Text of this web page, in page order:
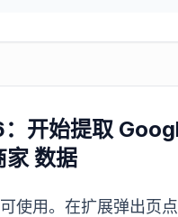
开始提取
家 数据
使用。在扩展弹出页